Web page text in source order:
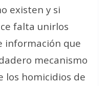
existen y si
falta unirlos
información que
mecanismo
los homicidios de